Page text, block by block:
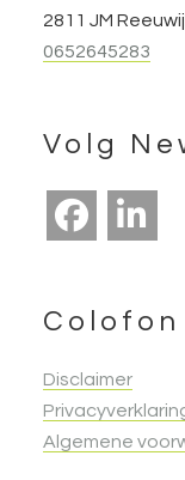
2811 JM
0652645283
Volg
Colofon
Disclaimer
Algemene